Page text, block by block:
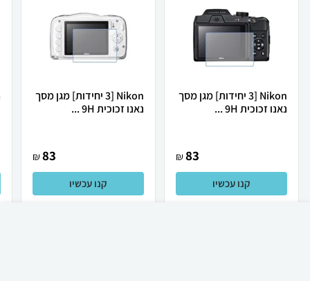
Nikon [3 יחידות] מגן מסך
נאנו זכוכית 9H ...
83
₪
קנו עכשיו
Nikon [3 יחידות] מגן מסך
נאנו זכוכית 9H ...
83
₪
קנו עכשיו